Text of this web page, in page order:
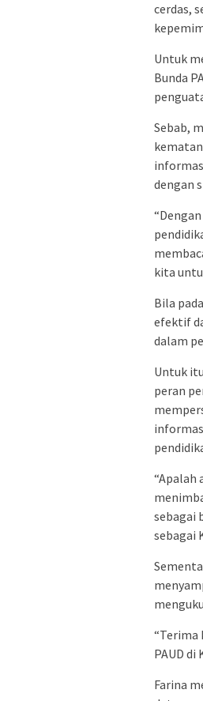
cerdas,
Untuk
Bunda
Sebab,
dengan
kita
Bila
efektif
dalam
Untuk
peran
“Apalah
sebagai
sebagai
“Terima
PAUD di
Farina